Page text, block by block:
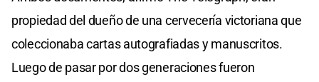
propiedad del dueño de una cervecería victoriana que
coleccionaba cartas autografiadas y manuscritos.
Luego de pasar por dos generaciones fueron